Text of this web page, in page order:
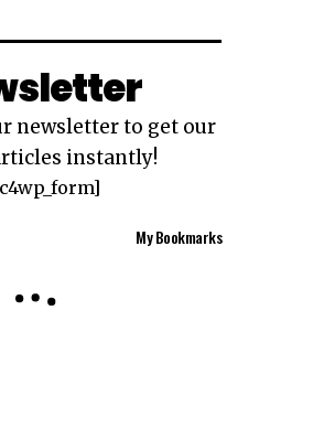
newsletter to get our
instantly!
My Bookmarks